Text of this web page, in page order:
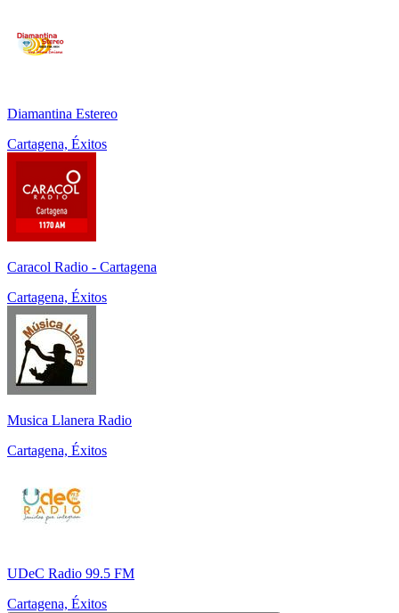
Diamantina Estereo
Cartagena, Éxitos
Caracol Radio - Cartagena
Cartagena, Éxitos
Musica Llanera Radio
Cartagena, Éxitos
UDeC Radio 99.5 FM
Cartagena, Éxitos